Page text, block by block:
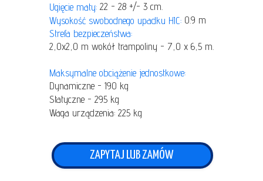
ZAPYTAJ LUB ZAMÓW
Ugięcie maty: 22 - 28 +/- 3 cm.
Wysokość swobodnego upadku HIC: 0.9 m
Strefa bezpieczeństwa:
2,0x2,0 m wokół trampoliny - 7,0 x 6,5 m.
Maksymalne obciążenie jednostkowe:
Dynamiczne - 190 kg
Statyczne - 295 kg
Waga urządzenia: 225 kg